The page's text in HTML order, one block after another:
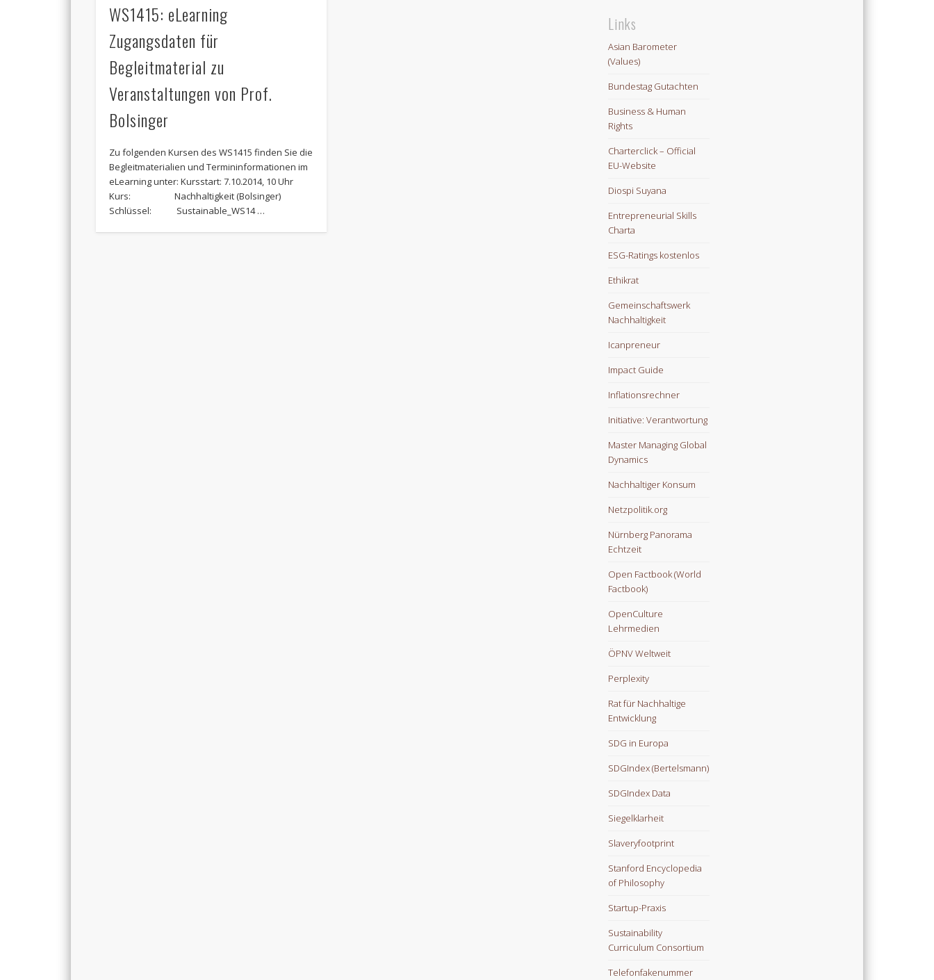
WS1415: eLearning
Zugangsdaten für
Begleitmaterial zu
Veranstaltungen von Prof.
Bolsinger
Zu folgenden Kursen des WS1415 finden Sie die
Begleitmaterialien und Termininformationen im
eLearning unter: Kursstart: 7.10.2014, 10 Uhr
Kurs: Nachhaltigkeit (Bolsinger)
Schlüssel: Sustainable_WS14 …
Links
Asian Barometer
(Values)
Bundestag Gutachten
Business & Human
Rights
Charterclick – Official
EU-Website
Diospi Suyana
Entrepreneurial Skills
Charta
ESG-Ratings kostenlos
Ethikrat
Gemeinschaftswerk
Nachhaltigkeit
Icanpreneur
Impact Guide
Inflationsrechner
Initiative: Verantwortung
Master Managing Global
Dynamics
Nachhaltiger Konsum
Netzpolitik.org
Nürnberg Panorama
Echtzeit
Open Factbook (World
Factbook)
OpenCulture
Lehrmedien
ÖPNV Weltweit
Perplexity
Rat für Nachhaltige
Entwicklung
SDG in Europa
SDGIndex (Bertelsmann)
SDGIndex Data
Siegelklarheit
Slaveryfootprint
Stanford Encyclopedia
of Philosophy
Startup-Praxis
Sustainability
Curriculum Consortium
Telefonfakenummer